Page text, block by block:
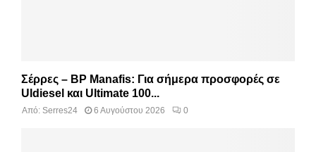
Σέρρες – BP Manafis: Για σήμερα προσφορές σε
Uldiesel και Ultimate 100...
Από: Serres24 6 Αυγούστου 2026 0